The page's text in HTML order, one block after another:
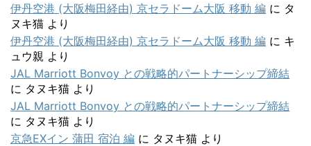
伊丹空港 (大阪梅田経由) 京セラドーム大阪 移動 編 に タ
ヌキ猫 より
伊丹空港 (大阪梅田経由) 京セラドーム大阪 移動 編 に キ
ュウ親 より
JAL Marriott Bonvoy との戦略的パートナーシップ締結
に タヌキ猫 より
JAL Marriott Bonvoy との戦略的パートナーシップ締結
に タヌキ猫 より
京急EXイン 蒲田 宿泊 編 に タヌキ猫 より